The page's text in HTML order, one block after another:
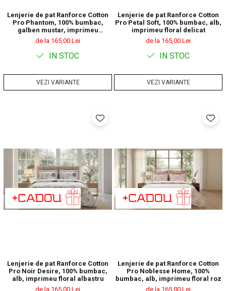
Lenjerie de pat Ranforce Cotton
Pro Phantom, 100% bumbac,
galben mustar, imprimeu
geometric
de la 165,00 Lei
IN STOC
VEZI VARIANTE
Lenjerie de pat Ranforce Cotton
Pro Petal Soft, 100% bumbac, alb,
imprimeu floral delicat
de la 165,00 Lei
IN STOC
VEZI VARIANTE
Lenjerie de pat Ranforce Cotton
Pro Noir Desire, 100% bumbac,
alb, imprimeu floral albastru
de la 165,00 Lei
Lenjerie de pat Ranforce Cotton
Pro Noblesse Home, 100%
bumbac, alb, imprimeu floral roz
de la 165,00 Lei